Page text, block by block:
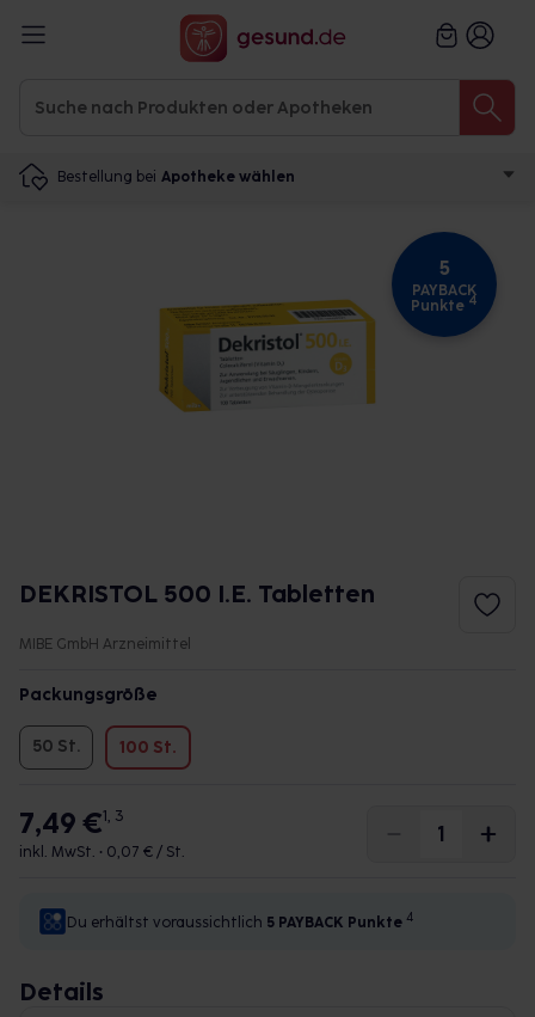
Bestellung bei Apotheke wählen
5
PAYBACK
Punkte 4
DEKRISTOL 500 I.E. Tabletten
MIBE GmbH Arzneimittel
Packungsgröße
50 St. 100 St.
7,49 €1, 3
inkl. MwSt. • 0,07 € / St.
Du erhältst voraussichtlich 5 PAYBACK Punkte 4
Details